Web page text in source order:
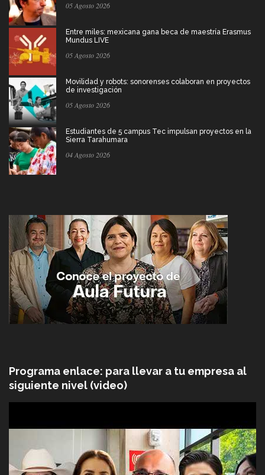
05 Agosto 2026
Entre miles: mexicana gana beca de maestría Erasmus
Mundus LIVE
05 Agosto 2026
Movilidad y robots: sonorenses colaboran en proyectos
de investigación
05 Agosto 2026
Estudiantes de 5 campus Tec impulsan proyectos en la
Sierra Tarahumara
04 Agosto 2026
Programa enlace: para llevar a tu empresa al
siguiente nivel (video)